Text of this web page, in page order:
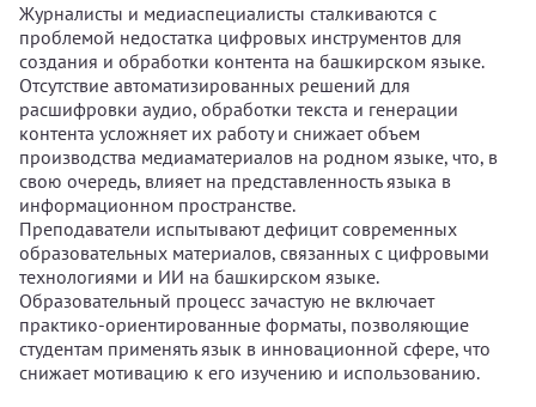
Журналисты и медиаспециалисты сталкиваются с
проблемой недостатка цифровых инструментов для
создания и обработки контента на башкирском языке.
Отсутствие автоматизированных решений для
расшифровки аудио, обработки текста и генерации
контента усложняет их работу и снижает объем
производства медиаматериалов на родном языке, что, в
свою очередь, влияет на представленность языка в
информационном пространстве.
Преподаватели испытывают дефицит современных
образовательных материалов, связанных с цифровыми
технологиями и ИИ на башкирском языке.
Образовательный процесс зачастую не включает
практико-ориентированные форматы, позволяющие
студентам применять язык в инновационной сфере, что
снижает мотивацию к его изучению и использованию.